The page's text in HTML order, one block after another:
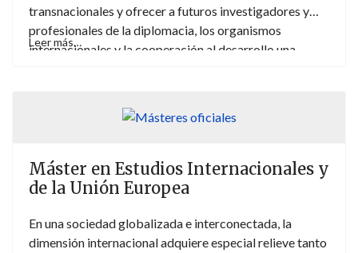
transnacionales y ofrecer a futuros investigadores y
profesionales de la diplomacia, los organismos
internacionales y la cooperación al desarrollo una
centrados en África Subsahariana.
Leer más…
Máster en Estudios Internacionales y
de la Unión Europea
En una sociedad globalizada e interconectada, la
dimensión internacional adquiere especial relieve tanto